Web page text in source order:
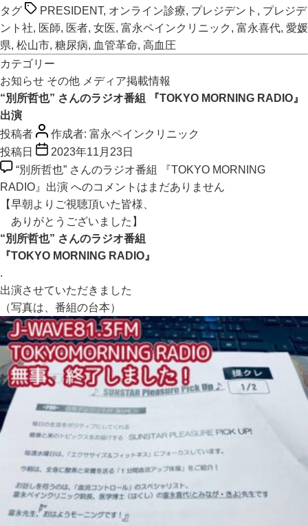
タグ
PRESIDENT, オンライン診療, プレジデント , プレジデ
ント社, 医師, 医者, 女医, 富永ペインクリニック , 富永喜代, 愛媛
県, 松山市, 糖尿病, 血管革命, 高血圧
カテゴリー
お知らせ その他 メディア掲載情報
“別所哲也” さんのラジオ番組 『TOKYO MORNING RADIO』
出演
投稿者
作成者: 富永ペインクリニック
投稿日
2023年11月23日
“別所哲也” さんのラジオ番組 『TOKYO MORNING
RADIO』出演 へのコメントはまだありません
【早朝よりご視聴頂いた皆様、
ありがとうございました】
“別所哲也” さんのラジオ番組
『TOKYO MORNING RADIO』
.
出演させていただきました
（写真は、番組の台本）